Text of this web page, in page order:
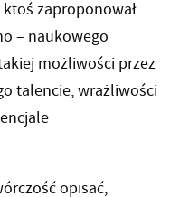
zaproponował
– naukowego
możliwości przez
talencie, wrażliwości
opisać,